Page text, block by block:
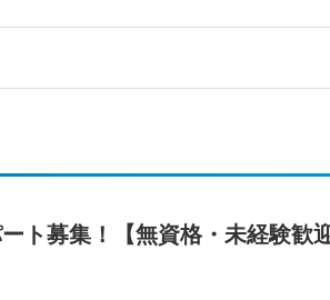
ト募集！【無資格・未経験歓